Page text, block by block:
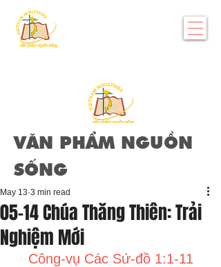
VĂN PHẨM NGUỒN
SỐNG
05-14 Chúa Thăng Thiên: Trải
Nghiệm Mới
May 13 3 min read
Công-vụ Các Sứ-đồ 1:1-11